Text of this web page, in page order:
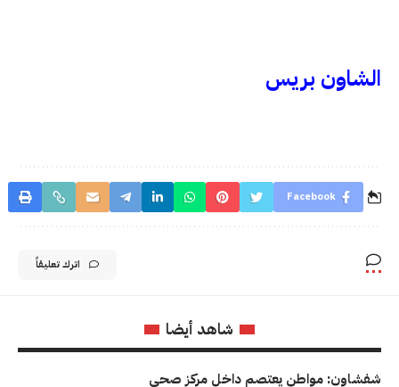
الشاون بريس
Facebook
اترك تعليقاً
شاهد أيضا
شفشاون: مواطن يعتصم داخل مركز صحي